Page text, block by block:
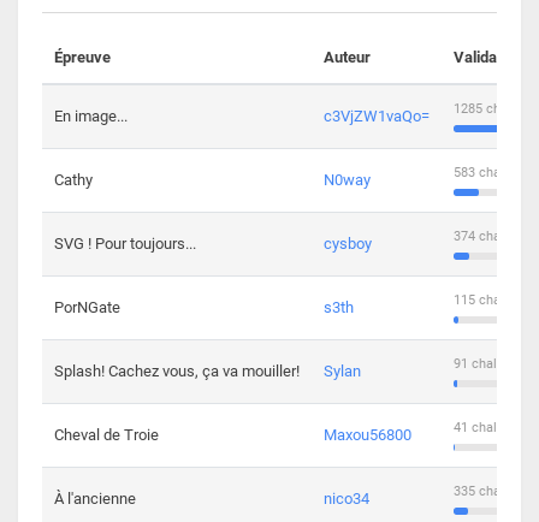
Épreuve Auteur Validations
En image... c3VjZW1vaQo= 1285
Cathy N0way 583
SVG ! Pour toujours... cysboy 374
PorNGate s3th 115
Splash! Cachez vous, ça va mouiller! Sylan 91
Cheval de Troie Maxou56800 41
À l'ancienne nico34 335